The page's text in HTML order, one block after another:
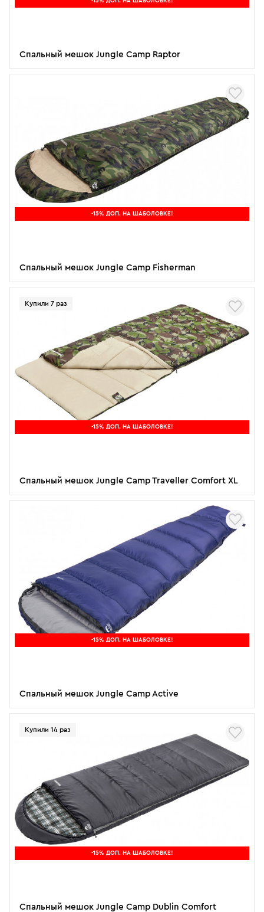
Спальный мешок Jungle Camp Raptor
-15% ДОП. НА ШАБОЛОВКЕ!
Спальный мешок Jungle Camp Fisherman
Купили 7 раз
-15% ДОП. НА ШАБОЛОВКЕ!
Спальный мешок Jungle Camp Traveller Comfort XL
-15% ДОП. НА ШАБОЛОВКЕ!
Спальный мешок Jungle Camp Active
Купили 14 раз
-15% ДОП. НА ШАБОЛОВКЕ!
Спальный мешок Jungle Camp Dublin Comfort